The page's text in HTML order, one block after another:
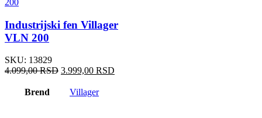
Industrijski fen Villager
VLN 200
SKU: 13829
4.099,00RSD 3.999,00 RSD
Brend Villager